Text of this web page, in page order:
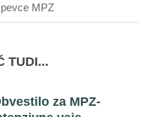
MPZ
TUDI...
za MPZ-